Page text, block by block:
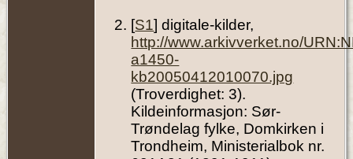
[S1] digitale-kilder,
http://www.arkivverket.no/
a1450-
kb20050412010070.jpg
(Troverdighet: 3).
Kildeinformasjon: Sør-
Trøndelag fylke, Domkirken i
Trondheim, Ministerialbok nr.